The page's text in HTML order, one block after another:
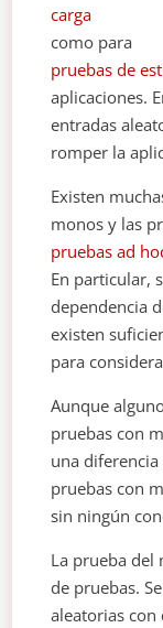
carga
como para
pruebas de
aplicaciones.
entradas
romper la
Existen
monos y las
pruebas ad
En particular,
dependencia
existen
para
Aunque
pruebas con
una
pruebas con
sin ningún
La prueba del
de pruebas.
aleatorias con